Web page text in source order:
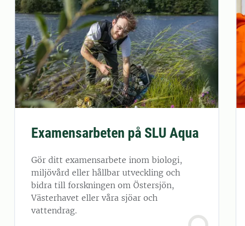
Examensarbeten på SLU Aqua
Gör ditt examensarbete inom biologi,
miljövård eller hållbar utveckling och
bidra till forskningen om Östersjön,
Västerhavet eller våra sjöar och
vattendrag.